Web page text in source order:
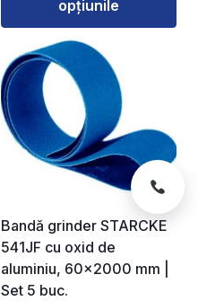
opțiunile
produs
are
mai
multe
variații.
Opțiunile
fi
alese
în
pagina
Bandă grinder STARCKE
541JF cu oxid de
aluminiu, 60×2000 mm |
Set 5 buc.